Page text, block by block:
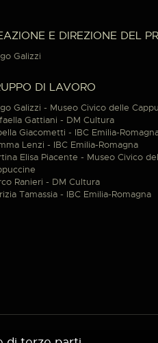
E DIREZIONE DEL
Galizzi
DI LAVORO
Galizzi - Museo Civico delle
Gattiani - DM Cultura
Giacometti - IBC Emilia-
Lenzi - IBC Emilia-Romagna
Elisa Piacente - Museo Civico
Ranieri - DM Cultura
Tamassia - IBC Emilia-Romagna